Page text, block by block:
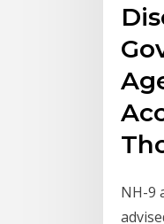
NH-9